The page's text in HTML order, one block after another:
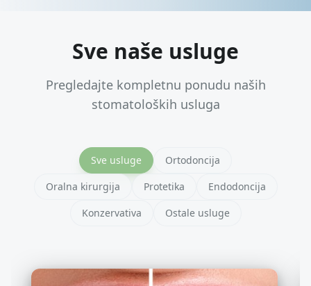
Sve naše usluge
Pregledajte kompletnu ponudu naših
stomatoloških usluga
Sve usluge
Ortodoncija
Oralna kirurgija
Protetika
Endodoncija
Konzervativa
Ostale usluge